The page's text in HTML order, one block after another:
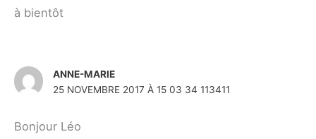
à bientôt
ANNE-MARIE
25 NOVEMBRE 2017 À 15 03 34 113411
Bonjour Léo